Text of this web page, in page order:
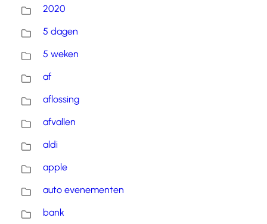
2020
5 dagen
5 weken
af
aflossing
afvallen
aldi
apple
auto evenementen
bank